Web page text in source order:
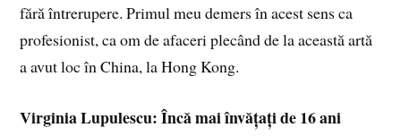
fără întrerupere. Primul meu demers în acest sens ca
profesionist, ca om de afaceri plecând de la această artă
a avut loc în China, la Hong Kong.
Virginia Lupulescu: Încă mai învățați de 16 ani